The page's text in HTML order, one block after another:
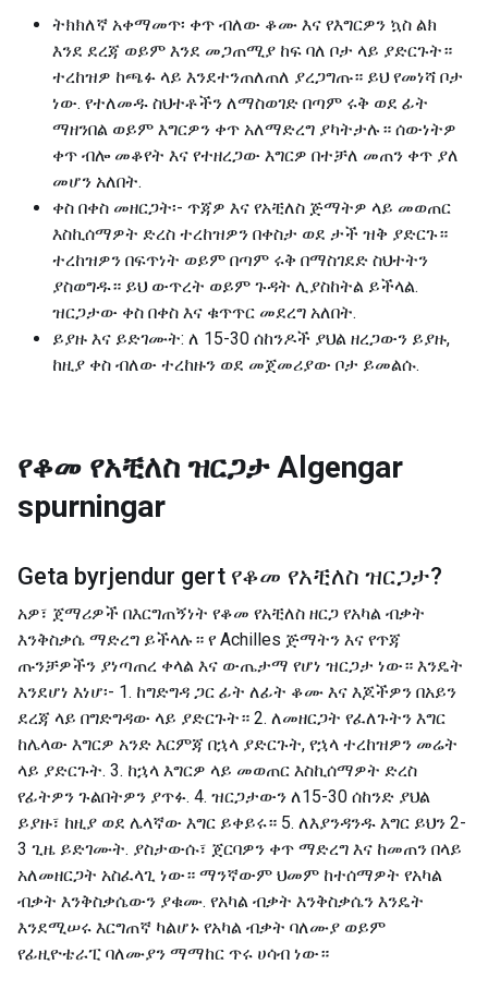
ትክክለኛ አቀማመጥ፡ ቀጥ ብለው ቆሙ እና የእግርዎን ኳስ ልክ
እንደ ደረጃ ወይም እንደ መጋጠሚያ ከፍ ባለ ቦታ ላይ ያድርጉት።
ተረከዝዎ ከጫፉ ላይ እንደተንጠለጠለ ያረጋግጡ። ይህ የመነሻ ቦታ
ነው. የተለመዱ ስህተቶችን ለማስወገድ በጣም ሩቅ ወደ ፊት
ማዘንበል ወይም እግርዎን ቀጥ አለማድረግ ያካትታሉ። ሰውነትዎ
ቀጥ ብሎ መቆየት እና የተዘረጋው እግርዎ በተቻለ መጠን ቀጥ ያለ
መሆን አለበት.
ቀስ በቀስ መዘርጋት፡- ጥጃዎ እና የአቺለስ ጅማትዎ ላይ መወጠር
እስኪሰማዎት ድረስ ተረከዝዎን በቀስታ ወደ ታች ዝቅ ያድርጉ።
ተረከዝዎን በፍጥነት ወይም በጣም ሩቅ በማስገደድ ስህተትን
ያስወግዱ። ይህ ውጥረት ወይም ጉዳት ሊያስከትል ይችላል.
ዝርጋታው ቀስ በቀስ እና ቁጥጥር መደረግ አለበት.
ይያዙ እና ይድገሙት: ለ 15-30 ሰከንዶች ያህል ዘረጋውን ይያዙ,
ከዚያ ቀስ ብለው ተረከዙን ወደ መጀመሪያው ቦታ ይመልሱ.
የቆመ የአቺለስ ዝርጋታ Algengar
spurningar
Geta byrjendur gert የቆመ የአቺለስ ዝርጋታ?
አዎ፣ ጀማሪዎች በእርግጠኝነት የቆመ የአቺለስ ዘርጋ የአካል ብቃት
እንቅስቃሴ ማድረግ ይችላሉ። የ Achilles ጅማትን እና የጥጃ
ጡንቻዎችን ያነጣጠረ ቀላል እና ውጤታማ የሆነ ዝርጋታ ነው። እንዴት
እንደሆነ እነሆ፡- 1. ከግድግዳ ጋር ፊት ለፊት ቆሙ እና እጆችዎን በአይን
ደረጃ ላይ በግድግዳው ላይ ያድርጉት። 2. ለመዘርጋት የፈለጉትን እግር
ከሌላው እግርዎ አንድ እርምጃ በኋላ ያድርጉት, የኋላ ተረከዝዎን መሬት
ላይ ያድርጉት. 3. ከኋላ እግርዎ ላይ መወጠር እስኪሰማዎት ድረስ
የፊትዎን ጉልበትዎን ያጥፉ. 4. ዝርጋታውን ለ15-30 ሰከንድ ያህል
ይያዙ፣ ከዚያ ወደ ሌላኛው እግር ይቀይሩ። 5. ለእያንዳንዱ እግር ይህን 2-
3 ጊዜ ይድገሙት. ያስታውሱ፣ ጀርባዎን ቀጥ ማድረግ እና ከመጠን በላይ
አለመዘርጋት አስፈላጊ ነው። ማንኛውም ህመም ከተሰማዎት የአካል
ብቃት እንቅስቃሴውን ያቁሙ. የአካል ብቃት እንቅስቃሴን እንዴት
እንደሚሠሩ እርግጠኛ ካልሆኑ የአካል ብቃት ባለሙያ ወይም
የፊዚዮቴራፒ ባለሙያን ማማከር ጥሩ ሀሳብ ነው።